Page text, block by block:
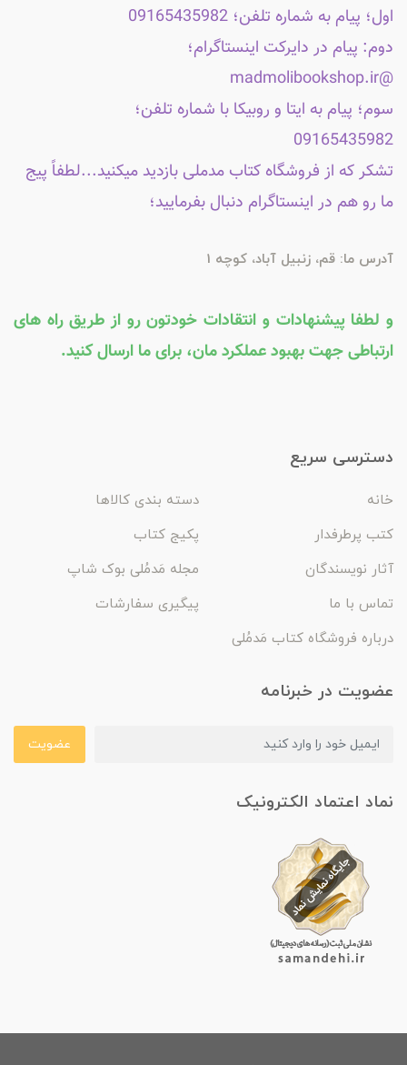
اول؛ پیام به شماره تلفن؛ 09165435982
دوم: پیام در دایرکت اینستاگرام؛
@madmolibookshop.ir
سوم؛ پیام به ایتا و روبیکا با شماره تلفن؛
09165435982
تشکر که از فروشگاه کتاب مدملی بازدید میکنید...لطفاً پیج
ما رو هم در اینستاگرام دنبال بفرمایید؛
آدرس ما: قم، زنبیل آباد، کوچه 1
و لطفا پیشنهادات و انتقادات خودتون رو از طریق راه های
ارتباطی جهت بهبود عملکرد مان، برای ما ارسال کنید.
دسترسی سریع
خانه
دسته بندی کالاها
کتب پرطرفدار
پکیج کتاب
آثار نویسندگان
مجله مَدمُلی بوک شاپ
تماس با ما
پیگیری سفارشات
درباره فروشگاه کتاب مَدمُلی
عضویت در خبرنامه
عضویت
نماد اعتماد الکترونیک